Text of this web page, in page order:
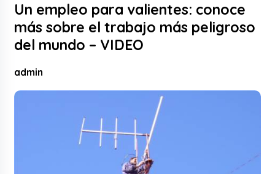
Un empleo para valientes: conoce
más sobre el trabajo más peligroso
del mundo – VIDEO
admin